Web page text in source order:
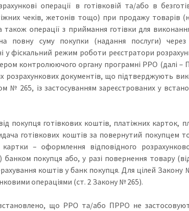
операції в готівковій та/або в
чеків, жетонів тощо) при продажу товарів
операції з приймання готівки для
повну суму покупки (надання послуги) через
у фіскальний режим роботи реєстратори
контролюючого органу програмні РРО (далі –
розрахункових документів, що підтверджують
№ 265, із застосуванням зареєстрованих у
покупця готівкових коштів, платіжних карток,
готівкових коштів за повернутий покупцем
картки – оформлення відповідного
банком покупця або, у разі повернення товару
коштів у банк покупця. Для цілей Закону
операціями (ст. 2 Закону № 265).
що РРО та/або ПРРО не